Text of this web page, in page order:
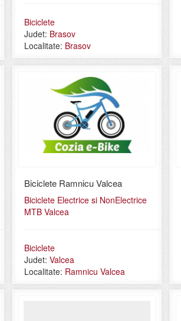
Biciclete
Judet: Brasov
Localitate: Brasov
Biciclete Ramnicu Valcea
Biciclete Electrice si NonElectrice
MTB Valcea
Biciclete
Judet: Valcea
Localitate: Ramnicu Valcea